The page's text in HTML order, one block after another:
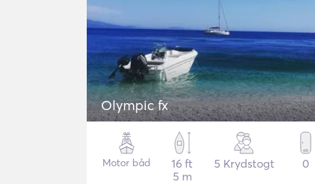
Olympic fx
Motor båd
16 ft
5 m
5 Krydstogt 0